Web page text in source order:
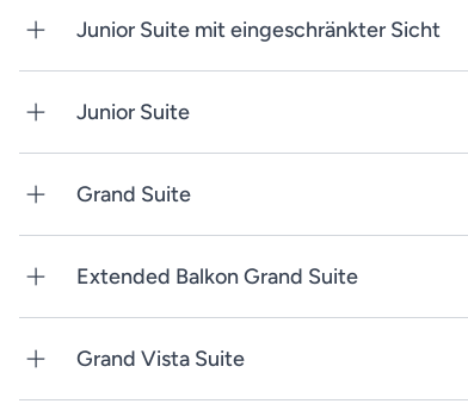
Junior Suite mit eingeschränkter Sicht
Junior Suite
Grand Suite
Extended Balkon Grand Suite
Grand Vista Suite